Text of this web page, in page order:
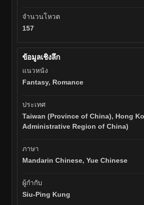
จำนวนโหวต
157
ข้อมูลเชิงลึก
แนวหนัง
Fantasy, Romance
ประเทศ
Taiwan (Province of China), Hong
Administrative Region of China)
ภาษา
Mandarin Chinese, Yue Chinese
ผู้กำกับ
Siu-Ping Kung